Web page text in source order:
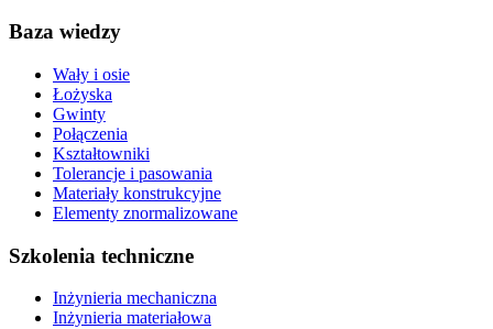
Baza wiedzy
Wały i osie
Łożyska
Gwinty
Połączenia
Kształtowniki
Tolerancje i pasowania
Materiały konstrukcyjne
Elementy znormalizowane
Szkolenia techniczne
Inżynieria mechaniczna
Inżynieria materiałowa